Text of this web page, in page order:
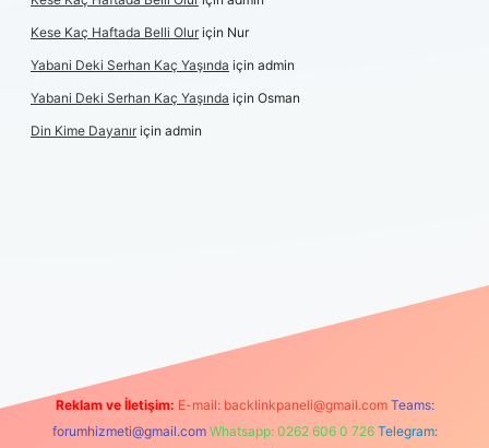
Kese Kaç Haftada Belli Oluriçin Nur
Yabani Deki Serhan Kaç Yaşında için admin
Yabani Deki Serhan Kaç Yaşında için Osman
Din Kime Dayanıriçin admin
Reklam ve İletişim: E-mail: backlinkpaneli@gmail.com Teams:
forumhizmeti@gmail.com Whatsapp: 0262 606 0 726 Telegram: